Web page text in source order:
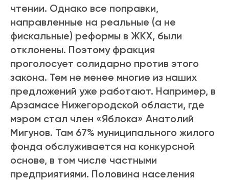
чтении. Однако все поправки,
направленные на реальные (а не
фискальные) реформы в ЖКХ, были
отклонены. Поэтому фракция
проголосует солидарно против этого
закона. Тем не менее многие из наших
предложений уже работают. Например, в
Арзамасе Нижегородской области, где
мэром стал член «Яблока» Анатолий
Мигунов. Там 67% муниципального жилого
фонда обслуживается на конкурсной
основе, в том числе частными
предприятиями. Половина населения